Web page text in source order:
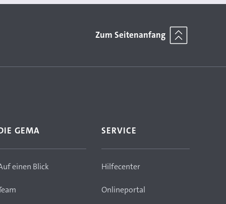
Zum Seitenanfang
GEMA
einen Blick
SERVICE
Hilfecenter
Onlineportal